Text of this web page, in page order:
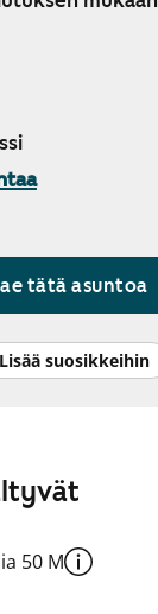
tätä asuntoa
Lisää suosikkeihin
50 M